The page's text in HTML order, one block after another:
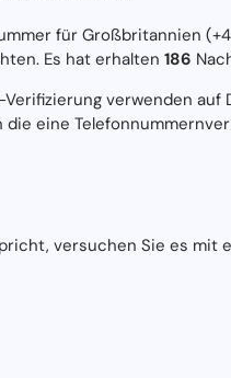
für Großbritannien
Es hat erhalten 186
verwenden auf
eine
versuchen Sie es mit